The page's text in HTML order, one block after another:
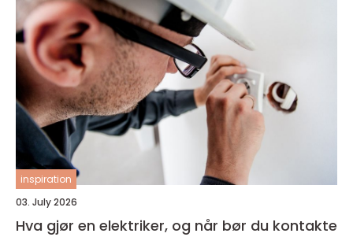
inspiration
03. July 2026
Hva gjør en elektriker, og når bør du kontakte